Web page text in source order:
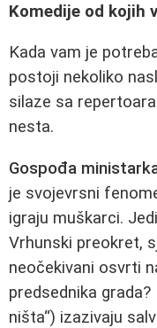
Komedije od kojih
Kada vam je
postoji nekoliko
silaze sa
nesta.
Gospođa
je svojevrsni
igraju muškarci.
Vrhunski preokret,
neočekivani osvrti
predsednika
ništa“) izazivaju